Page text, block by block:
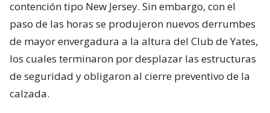
contención tipo New Jersey. Sin embargo, con el
paso de las horas se produjeron nuevos derrumbes
de mayor envergadura a la altura del Club de Yates,
los cuales terminaron por desplazar las estructuras
de seguridad y obligaron al cierre preventivo de la
calzada.